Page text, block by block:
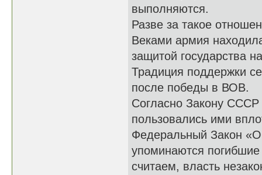
выполняются.
Разве за такое
Веками армия
защитой государства
Традиция поддержки
после победы в ВОВ.
Согласно Закону СССР
пользовались ими
Федеральный Закон «О
упоминаются
считаем, власть